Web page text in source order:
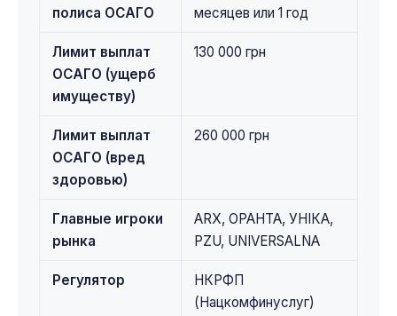
полиса ОСАГО
месяцев или 1 год
Лимит выплат
ОСАГО (ущерб
имуществу)
130 000 грн
Лимит выплат
ОСАГО (вред
здоровью)
260 000 грн
Главные игроки
рынка
ARX, ОРАНТА, УНІКА,
PZU, UNIVERSALNA
Регулятор
НКРФП
(Нацкомфинуслуг)